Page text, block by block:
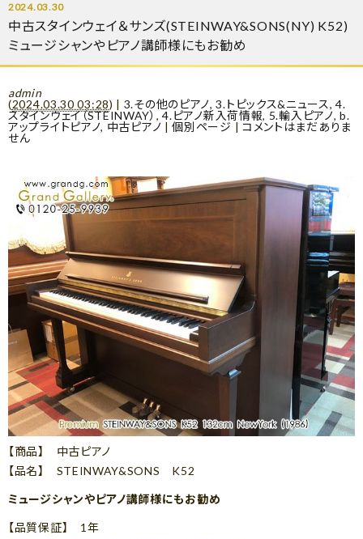
2024.03.30
中古スタインウェイ＆サンズ(STEINWAY&SONS(NY) K52)
ミュージシャンやピアノ講師様にもお勧め
admin
(2024.03.30 03:28) | 3.その他のピアノ,3.トピックス&ニュース,4.
スタインウェイ（STEINWAY） ,4.ピアノ新入荷情報, 5.輸入ピアノ,b.
アップライトピアノ, 中古ピアノ |個別ページ | コメントはまだありま
せん
【商品】 中古ピアノ
【品名】 STEINWAY&SONS K52
ミュージシャンやピアノ講師様にもお勧め
【品質保証】 1年